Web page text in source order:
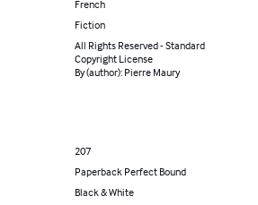
French
Fiction
All Rights Reserved - Standard
Copyright License
By (author): Pierre Maury
207
Paperback Perfect Bound
Black & White